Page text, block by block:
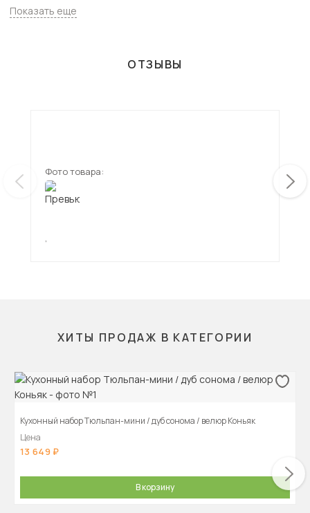
ассортимент товаров с доставкой в Москве и Подмосковью,
включая Сергиев Посад. Всего товаров в категории
Показать еще
ОТЗЫВЫ
Фото товара:
,
ХИТЫ ПРОДАЖ В КАТЕГОРИИ
Кухонный набор Тюльпан-мини / дуб сонома / велюр Коньяк
Цена
13 649
В корзину